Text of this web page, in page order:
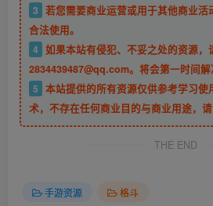
3.新增夏日时装套，75版本装备
4.剑魂大拔刀，神兽宠物14个+
5.全职业三次觉醒，激化劵
3 若您需要商业运营或用于其他商业活
合法使用。
4 如果本站有侵犯、不妥之处的资源，
2834439487@qq.com。将会第一时间解
5 本站提供的所有资源仅供参考学习使
术，不存在任何商业目的与商业用途，请
THE END
手游资源 格斗